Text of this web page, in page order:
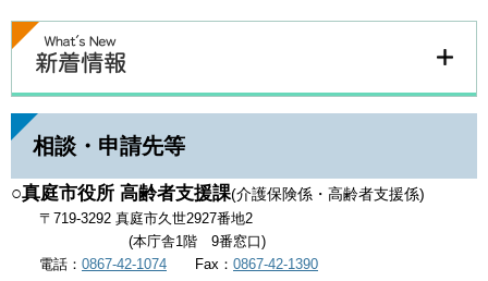
相談・申請先等
○​真庭市役所 高齢者支援課(介護保険係・高齢者支援係)
〒719-3292 真庭市久世2927番地2
(本庁舎1階 9番窓口)
電話： 0867-42-1074 Fax： 0867-42-1390